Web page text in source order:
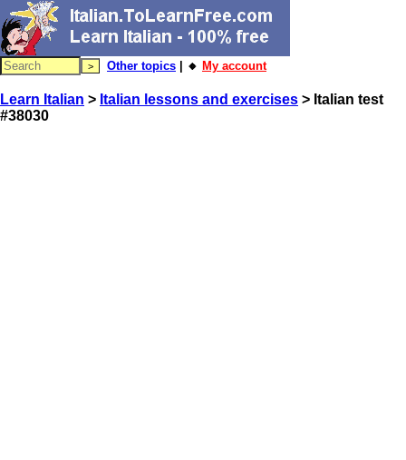
Other topics | 🔸 My account
Learn Italian > Italian lessons and exercises > Italian test
#38030